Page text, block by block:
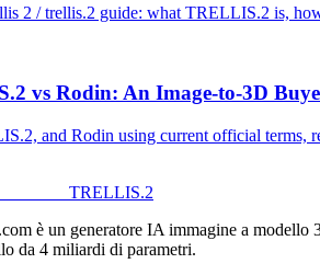
2 / trellis.2 guide: what TRELLIS.2 is,
vs Rodin: An Image-to-3D
and Rodin using current official terms,
TRELLIS.2
è un generatore IA immagine a
da 4 miliardi di parametri.